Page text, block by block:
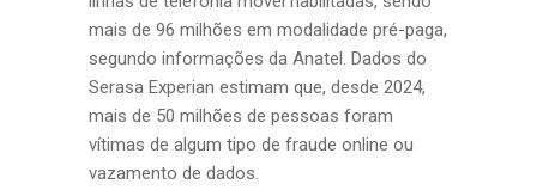
mais de 96 milhões em modalidade pré-paga,
segundo informações da Anatel. Dados do
Serasa Experian estimam que, desde 2024,
mais de 50 milhões de pessoas foram
vítimas de algum tipo de fraude online ou
vazamento de dados.